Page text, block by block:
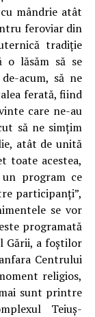
mândrie atât
feroviar din
tradiţie
o lăsăm să se
acum, să ne
ferată, fiind
care ne-au
să ne simţim
atât de unită
toate acestea,
program ce
participanţi”,
se vor
programată
Gării, a foştilor
Centrului
religios,
sunt printre
Teiuş-